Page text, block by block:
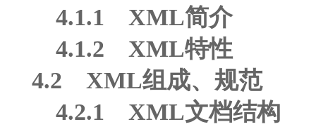
4.1.1 XML简介
4.1.2 XML特性
4.2 XML组成、规范
4.2.1 XML文档结构